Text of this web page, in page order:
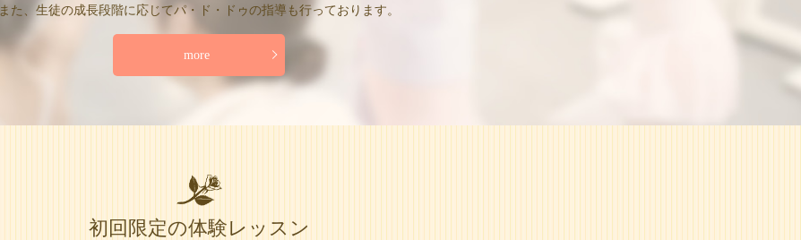
また、生徒の成長段階に応じてパ・ド・ドゥの指導も行っております。
more
初回限定の体験レッスン